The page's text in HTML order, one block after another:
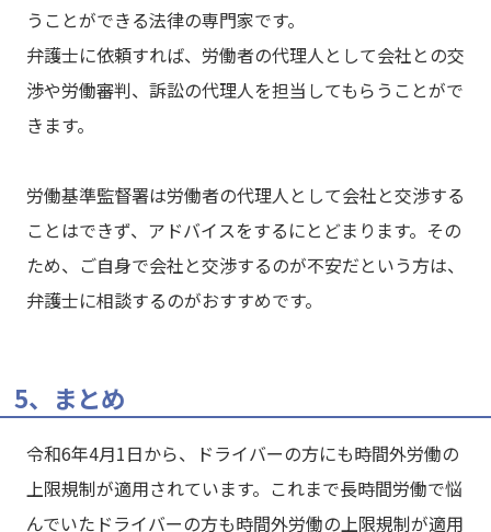
うことができる法律の専門家です。
弁護士に依頼すれば、労働者の代理人として会社との交
渉や労働審判、訴訟の代理人を担当してもらうことがで
きます。
労働基準監督署は労働者の代理人として会社と交渉する
ことはできず、アドバイスをするにとどまります。その
ため、ご自身で会社と交渉するのが不安だという方は、
弁護士に相談するのがおすすめです。
5、まとめ
令和6年4月1日から、ドライバーの方にも時間外労働の
上限規制が適用されています。これまで長時間労働で悩
んでいたドライバーの方も時間外労働の上限規制が適用